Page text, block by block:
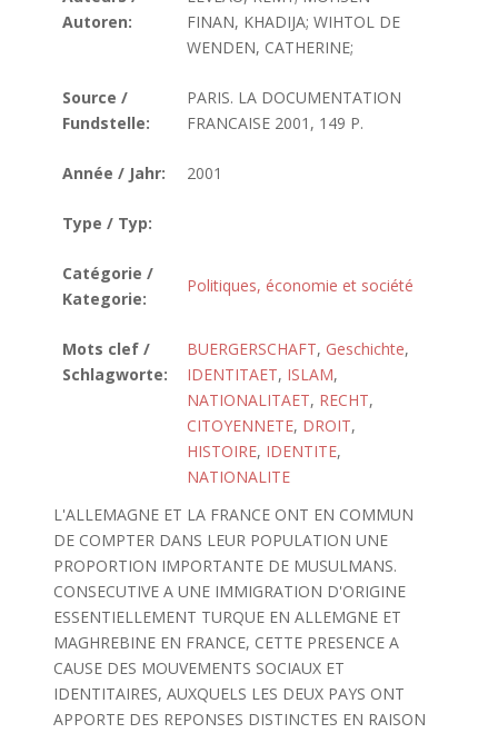
Autoren:
FINAN, KHADIJA; WIHTOL DE
WENDEN, CATHERINE;
Source /
Fundstelle:
PARIS. LA DOCUMENTATION
FRANCAISE 2001, 149 P.
Année / Jahr: 2001
Type / Typ:
Catégorie /
Kategorie:
Politiques, économie et société
Mots clef /
Schlagworte:
BUERGERSCHAFT, Geschichte,
IDENTITAET, ISLAM,
NATIONALITAET, RECHT,
CITOYENNETE, DROIT,
HISTOIRE, IDENTITE,
NATIONALITE
L'ALLEMAGNE ET LA FRANCE ONT EN COMMUN
DE COMPTER DANS LEUR POPULATION UNE
PROPORTION IMPORTANTE DE MUSULMANS.
CONSECUTIVE A UNE IMMIGRATION D'ORIGINE
ESSENTIELLEMENT TURQUE EN ALLEMGNE ET
MAGHREBINE EN FRANCE, CETTE PRESENCE A
CAUSE DES MOUVEMENTS SOCIAUX ET
IDENTITAIRES, AUXQUELS LES DEUX PAYS ONT
APPORTE DES REPONSES DISTINCTES EN RAISON